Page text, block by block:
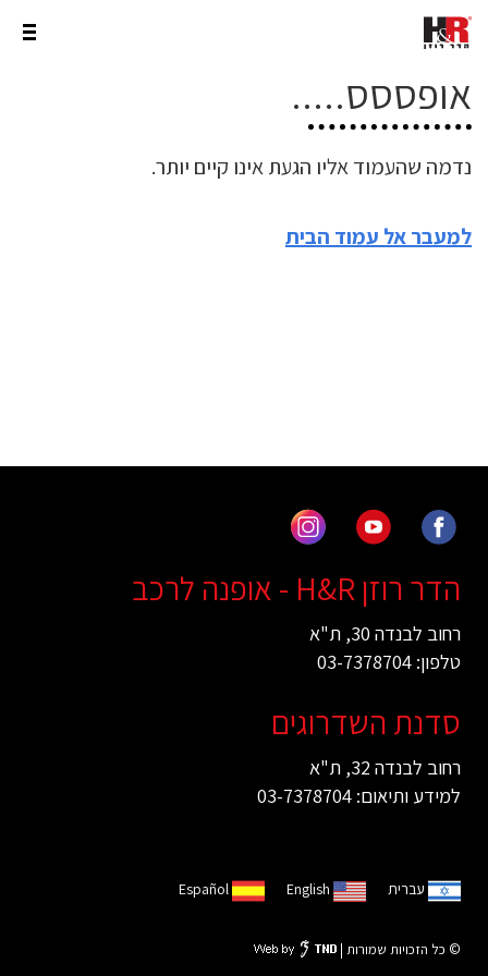
אופססס.....
נדמה שהעמוד אליו הגעת אינו קיים יותר.
למעבר אל עמוד הבית
הדר רוזן H&R - אופנה לרכב
רחוב לבנדה 30, ת"א
טלפון: 03-7378704
סדנת השדרוגים
רחוב לבנדה 32, ת"א
למידע ותיאום: 03-7378704
עברית
© כל הזכויות שמורות |